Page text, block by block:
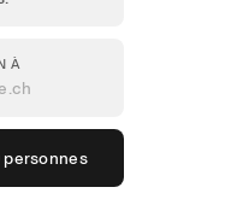
À
personnes